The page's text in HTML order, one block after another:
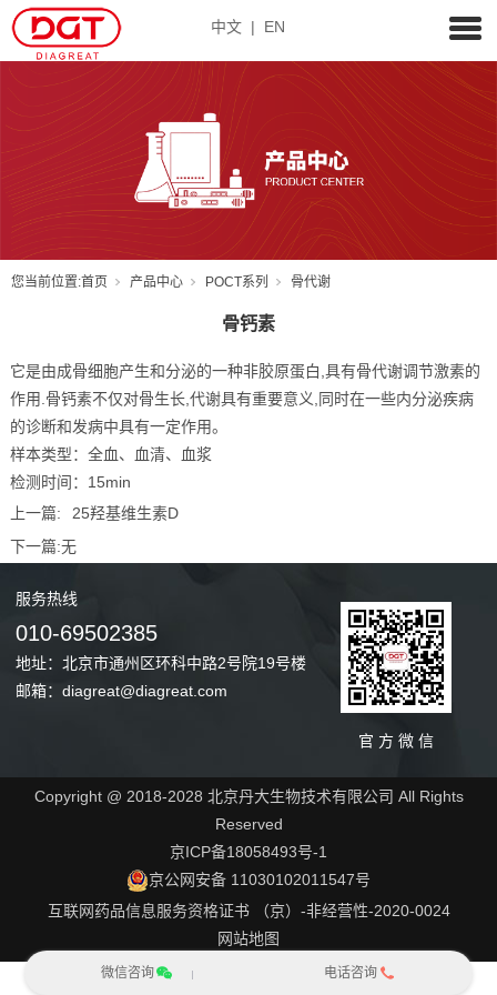
中文 | EN
您当前位置:首页 产品中心 POCT系列 骨代谢
骨钙素
它是由成骨细胞产生和分泌的一种非胶原蛋白,具有骨代谢调节激素的
作用.骨钙素不仅对骨生长,代谢具有重要意义,同时在一些内分泌疾病
的诊断和发病中具有一定作用。
样本类型：全血、血清、血浆
检测时间：15min
上一篇:
25羟基维生素D
下一篇:无
服务热线
010-69502385
地址：北京市通州区环科中路2号院19号楼
邮箱：diagreat@diagreat.com
官 方 微 信
Copyright @ 2018-2028 北京丹大生物技术有限公司 All Rights
Reserved
京ICP备18058493号-1
京公网安备 11030102011547号
互联网药品信息服务资格证书 （京）-非经营性-2020-0024
网站地图
微信咨询 电话咨询